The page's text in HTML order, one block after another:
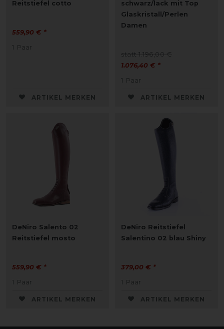
Reitstiefel cotto
559,90 € *
1 Paar
ARTIKEL MERKEN
schwarz/lack mit Top
Glaskristall/Perlen
Damen
statt 1.196,00 €
1.076,40 € *
1 Paar
ARTIKEL MERKEN
DeNiro Salento 02
Reitstiefel mosto
559,90 € *
1 Paar
ARTIKEL MERKEN
DeNiro Reitstiefel
Salentino 02 blau Shiny
379,00 € *
1 Paar
ARTIKEL MERKEN